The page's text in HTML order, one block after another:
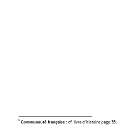
5 Communauté française : cf. livre d’histoire page 35.